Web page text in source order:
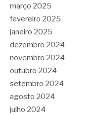
março 2025
fevereiro 2025
janeiro 2025
dezembro 2024
novembro 2024
outubro 2024
setembro 2024
agosto 2024
julho 2024